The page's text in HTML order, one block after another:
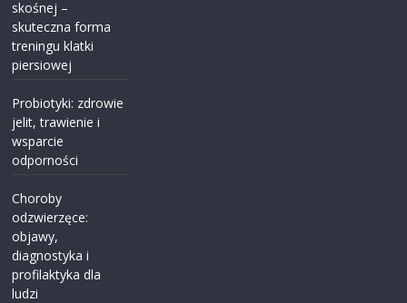
skośnej –
skuteczna forma
treningu klatki
piersiowej
Probiotyki: zdrowie
jelit, trawienie i
wsparcie
odporności
Choroby
odzwierzęce:
objawy,
diagnostyka i
profilaktyka dla
ludzi